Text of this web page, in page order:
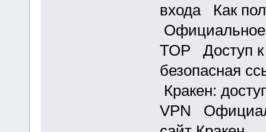
входа Как
Официальное
ТОР Доступ к
безопасная
Кракен:
VPN